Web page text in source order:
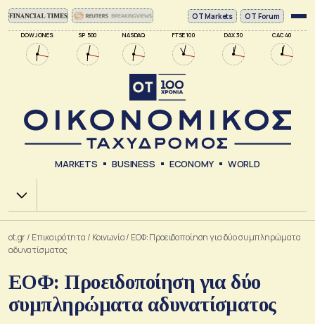
DOW JONES SP 500 NASDAQ FTSE 100 DAX 30 CAC 40
ΟΤ Markets OT Forum
MARKETS BUSINESS ECONOMY WORLD
Χ.Α.
ot.gr/ Επικαιρότητα / Κοινωνία/ ΕΟΦ: Προειδοποίηση για δύο συμπληρώματα
αδυνατίσματος
ΕΟΦ: Προειδοποίηση για δύο
συμπληρώματα αδυνατίσματος